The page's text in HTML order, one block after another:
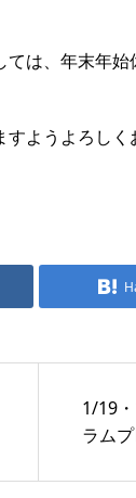
は、年末年
ようよろしく
1/19
ラム